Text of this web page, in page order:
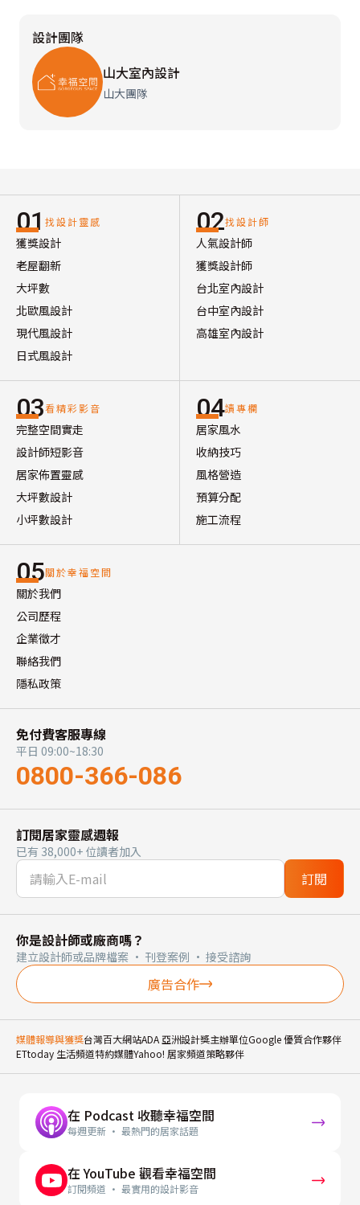
設計團隊
山大室內設計
山大團隊
01 找設計靈感
獲獎設計
老屋翻新
大坪數
北歐風設計
現代風設計
日式風設計
02找設計師
人氣設計師
獲獎設計師
台北室內設計
台中室內設計
高雄室內設計
03看精彩影音
完整空間實走
設計師短影音
居家佈置靈感
大坪數設計
小坪數設計
04讀專欄
居家風水
收納技巧
風格營造
預算分配
施工流程
05關於幸福空間
關於我們
公司歷程
企業徵才
聯絡我們
隱私政策
免付費客服專線
平日 09:00~18:30
0800-366-086
訂閱居家靈感週報
已有 38,000+ 位讀者加入
訂閱
你是設計師或廠商嗎？
建立設計師或品牌檔案 · 刊登案例 · 接受諮詢
廣告合作
媒體報導與獲獎台灣百大網站ADA 亞洲設計獎主辦單位Google 優質合作夥伴
ETtoday 生活頻道特約媒體Yahoo! 居家頻道策略夥伴
在 Podcast 收聽幸福空間
每週更新 · 最熱門的居家話題
在 YouTube 觀看幸福空間
訂閱頻道 · 最實用的設計影音